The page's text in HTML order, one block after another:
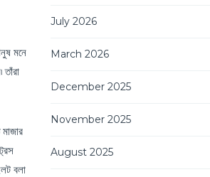
মনে
বলা
July 2026
March 2026
December 2025
November 2025
August 2025